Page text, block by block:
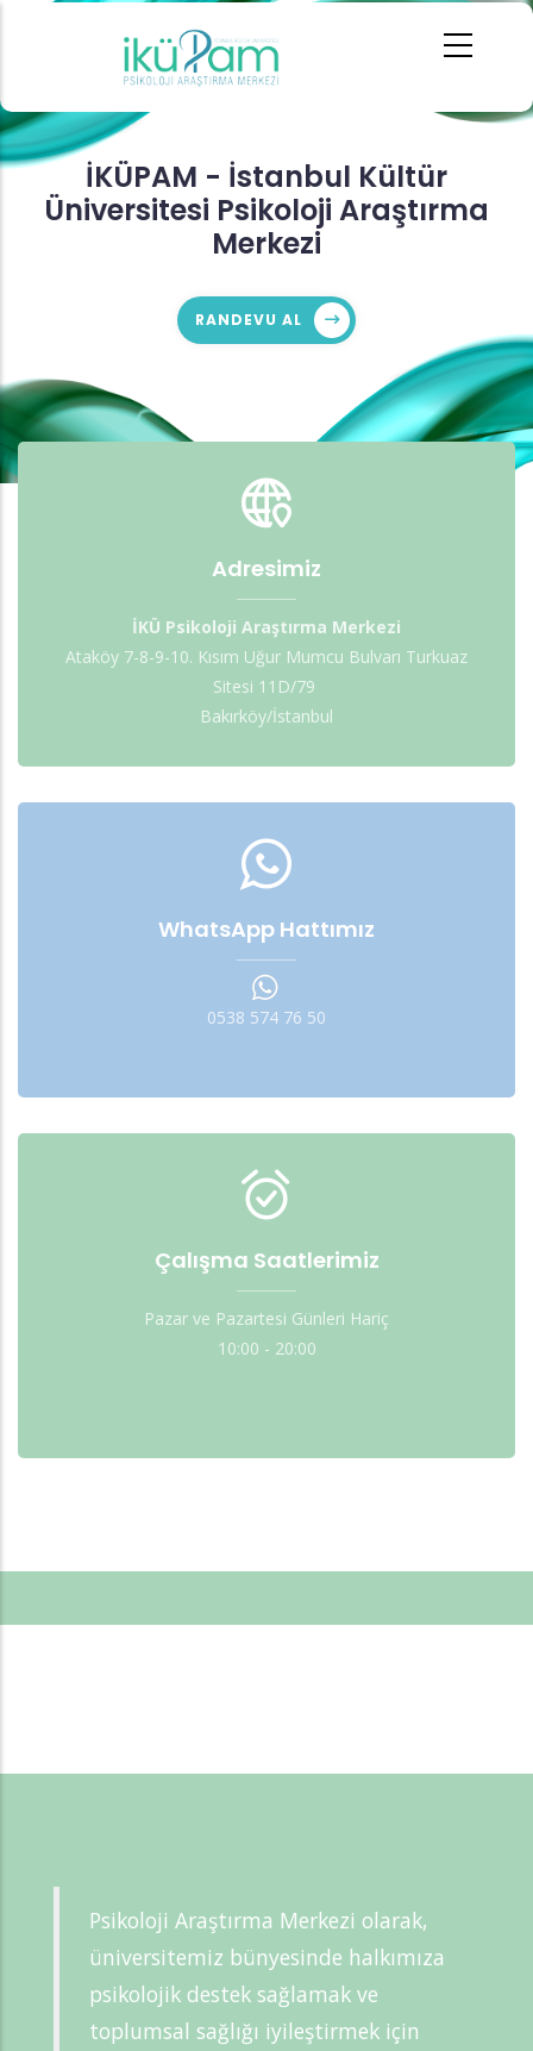
İKÜPAM - İstanbul Kültür
Üniversitesi Psikoloji Araştırma
Merkezi
RANDEVU AL
Adresimiz
İKÜ Psikoloji Araştırma Merkezi
Ataköy 7-8-9-10. Kısım Uğur Mumcu Bulvarı Turkuaz
Sitesi 11D/79
Bakırköy/İstanbul
WhatsApp Hattımız
0538 574 76 50
Çalışma Saatlerimiz
Pazar ve Pazartesi Günleri Hariç
10:00 - 20:00
Psikoloji Araştırma Merkezi olarak,
üniversitemiz bünyesinde halkımıza
psikolojik destek sağlamak ve
toplumsal sağlığı iyileştirmek için